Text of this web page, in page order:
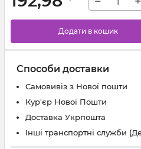
Додати в кошик
Способи доставки
Самовивіз з Нової пошти
Кур'єр Нової Пошти
Доставка Укрпошта
Інші транспортні служби